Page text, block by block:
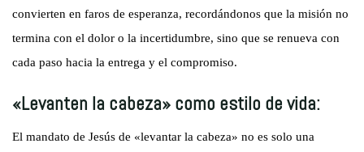
convierten en faros de esperanza, recordándonos que la misión no
termina con el dolor o la incertidumbre, sino que se renueva con
cada paso hacia la entrega y el compromiso.
«Levanten la cabeza» como estilo de vida:
El mandato de Jesús de «levantar la cabeza» no es solo una